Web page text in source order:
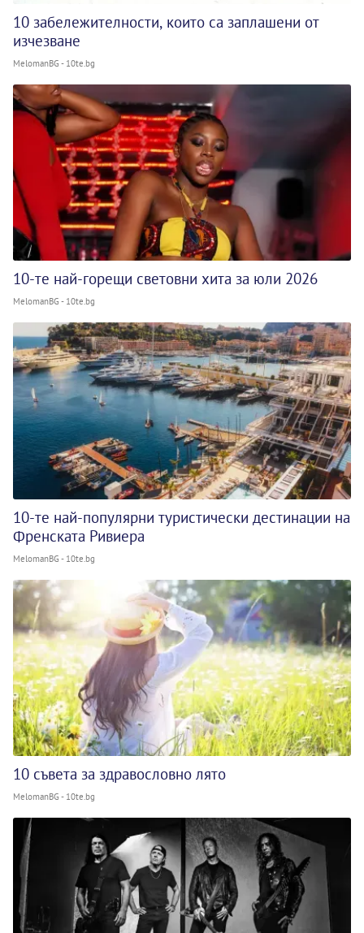
10 забележителности, които са заплашени от
изчезване
MelomanBG - 10te.bg
10-те най-горещи световни хита за юли 2026
MelomanBG - 10te.bg
10-те най-популярни туристически дестинации на
Френската Ривиера
MelomanBG - 10te.bg
10 съвета за здравословно лято
MelomanBG - 10te.bg